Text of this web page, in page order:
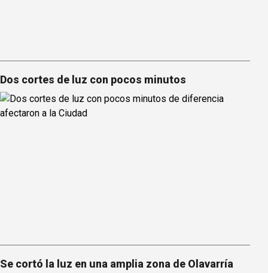
Dos cortes de luz con pocos minutos
Se cortó la luz en una amplia zona de Olavarría